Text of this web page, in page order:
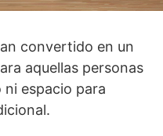
convertido en un
aquellas personas
espacio para